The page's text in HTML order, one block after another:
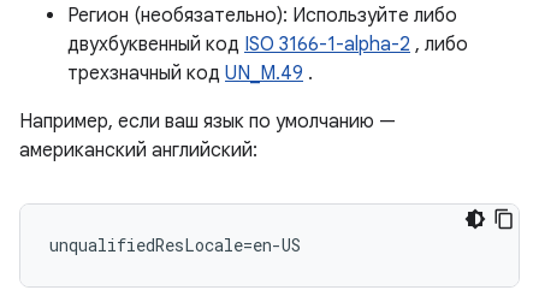
Регион (необязательно): Используйте либо
двухбуквенный код ISO 3166-1-alpha-2 , либо
трехзначный код UN_M.49 .
Например, если ваш язык по умолчанию —
американский английский:
unqualifiedResLocale=en-US